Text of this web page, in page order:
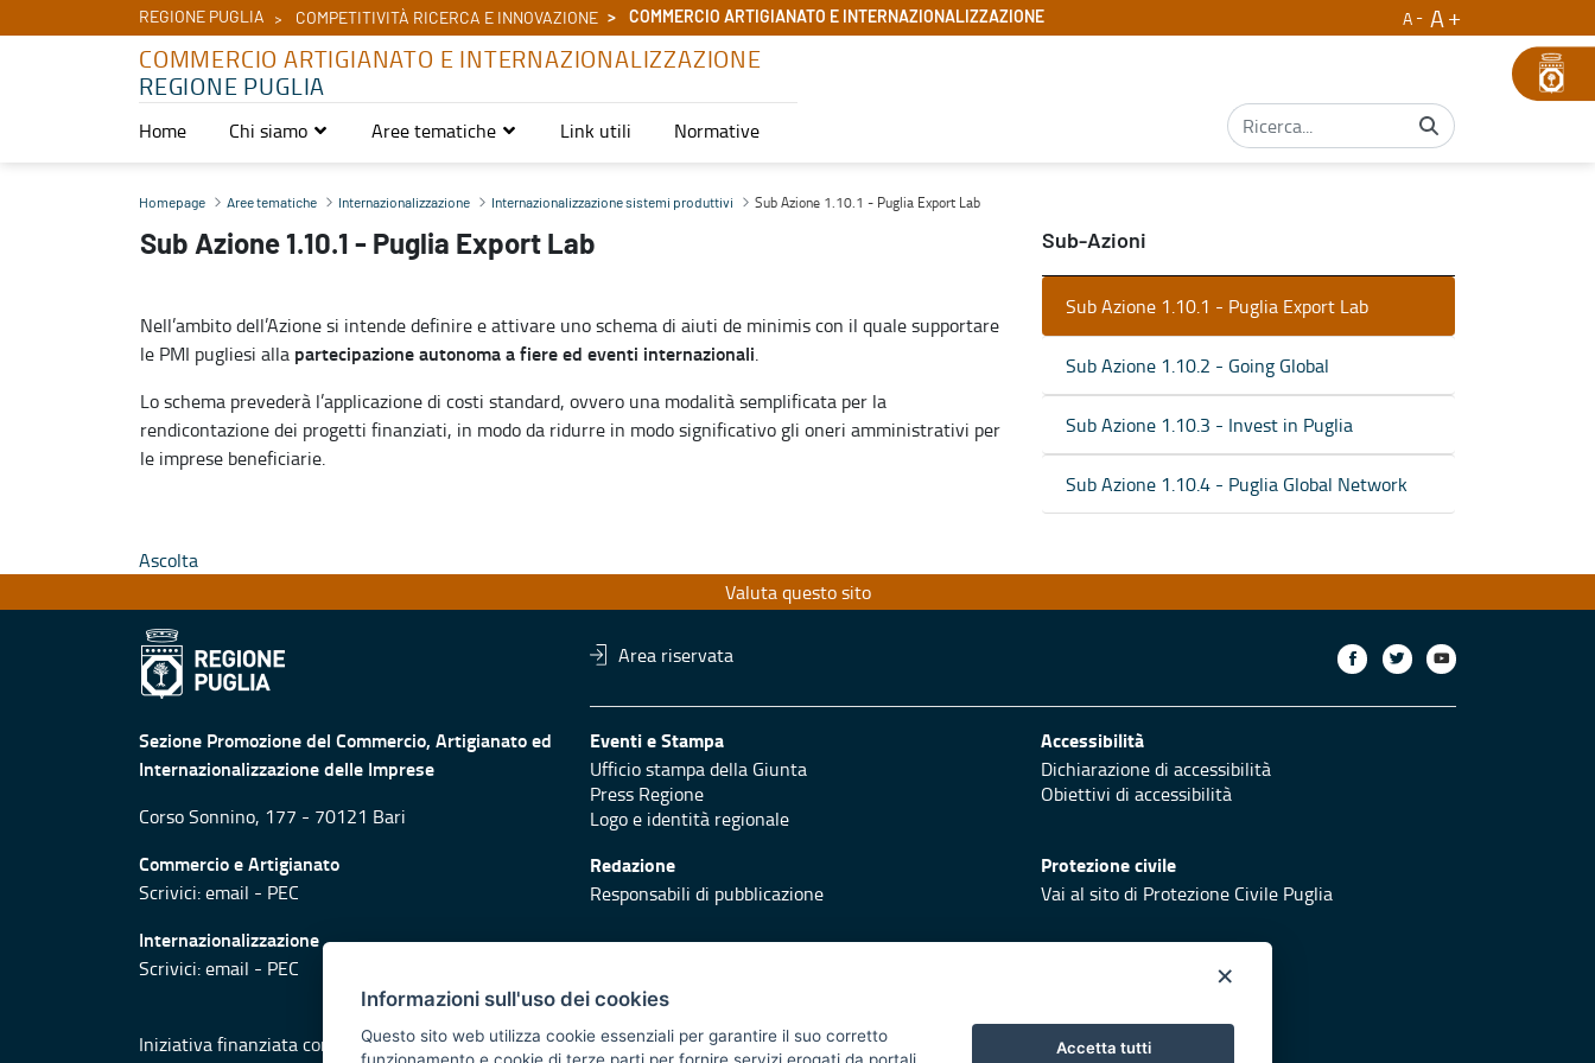
REGIONE PUGLIA COMPETITIVITÀ RICERCA E INNOVAZIONE COMMERCIO ARTIGIANATO E INTERNAZIONALIZZAZIONE A
A
COMMERCIO ARTIGIANATO E INTERNAZIONALIZZAZIONE
REGIONE PUGLIA
Home Chi siamo Aree tematiche Link utili Normative
Sub Azione 1.10.1 - Puglia Export Lab - Commercio Artigianato e Internazionalizzazione
Homepage Aree tematiche Internazionalizzazione Internazionalizzazione sistemi produttivi Sub Azione 1.10.1 - Puglia Export Lab
Sub Azione 1.10.1 - Puglia Export Lab
Nell’ambito dell’Azione si intende definire e attivare uno schema di aiuti de minimis con il quale supportare
le PMI pugliesi alla partecipazione autonoma a fiere ed eventi internazionali.
Lo schema prevederà l’applicazione di costi standard, ovvero una modalità semplificata per la
rendicontazione dei progetti finanziati, in modo da ridurre in modo significativo gli oneri amministrativi per
le imprese beneficiarie.
Sub-Azioni
Sub Azione 1.10.1 - Puglia Export Lab
Sub Azione 1.10.2 - Going Global
Sub Azione 1.10.3 - Invest in Puglia
Sub Azione 1.10.4 - Puglia Global Network
Ascolta
Valuta questo sito
Area riservata
Sezione Promozione del Commercio, Artigianato ed
Internazionalizzazione delle Imprese
Corso Sonnino, 177 - 70121 Bari
Commercio e Artigianato
Scrivici:email - PEC
Internazionalizzazione
Scrivici:email - PEC
Eventi e Stampa
Ufficio stampa della Giunta
Press Regione
Logo e identità regionale
Accessibilità
Dichiarazione di accessibilità
Obiettivi di accessibilità
Redazione
Responsabili di pubblicazione
Protezione civile
Vai al sito di Protezione Civile Puglia
Iniziativa finanziata con risorse del POR Puglia 2014/2020 - Asse XI
×
Informazioni sull'uso dei cookies
Questo sito web utilizza cookie essenziali per garantire il suo corretto
Accetta tutti